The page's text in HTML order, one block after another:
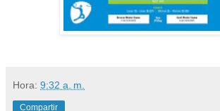
Hora: 9:32 a. m.
Compartir